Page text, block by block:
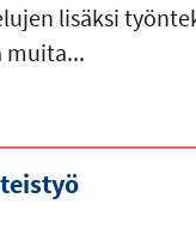
lisäksi
muita...